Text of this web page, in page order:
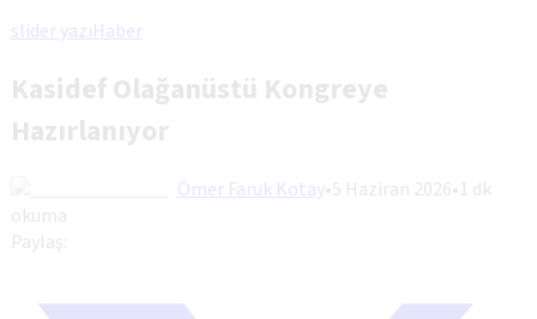
slider yazıHaber
Kasidef Olağanüstü Kongreye
Hazırlanıyor
Ömer Faruk Kotay•5 Haziran 2026•1 dk
okuma
Paylaş: